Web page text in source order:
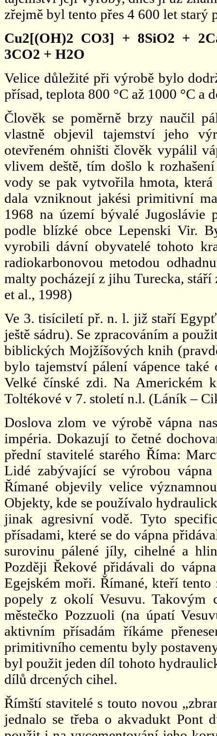
zřejmě byl tento přes 4 600 let starý
Cu2[(OH)2 CO3] + 8SiO2 +
3CO2 + H2O
Velice důležité při výrobě bylo
přísad, teplota 800 °C až 1000 °C a
Člověk se poměrně brzy naučil
vlastně objevil tajemství jeho
otevřeném ohništi člověk vypálil
vlivem deště, tím došlo k
vody se pak vytvořila hmota,
dala vzniknout jakési primitivní
1968 na území bývalé Jugoslávie
podle blízké obce Lepenski Vir.
vyrobili dávní obyvatelé tohoto
radiokarbonovou metodou
malty pocházejí z jihu Turecka,
et al., 1998)
Ve 3. tisíciletí př. n. l. již staří
ještě sádru). Se zpracováním a
biblických Mojžíšových knih
bylo tajemství pálení vápence
Velké čínské zdi. Na Americkém
Toltékové v 7. století n.l. (Láník –
Doslova zlom ve výrobě vápna
impéria. Dokazují to četné
přední stavitelé starého Říma:
Lidé zabývající se výrobou
Římané objevily velice
Objekty, kde se používalo
jinak agresivní vodě. Tyto
přísadami, které se do vápna
surovinu pálené jíly, cihelné a
Později Řekové přidávali do
Egejském moři. Římané, kteří
popely z okolí Vesuvu. Takovým
městečko Pozzuoli (na úpatí
aktivním přísadám říkáme
primitivního cementu byly
byl použit jeden díl tohoto
dílů drcených cihel.
Římští stavitelé s touto novou
jednalo se třeba o akvadukt